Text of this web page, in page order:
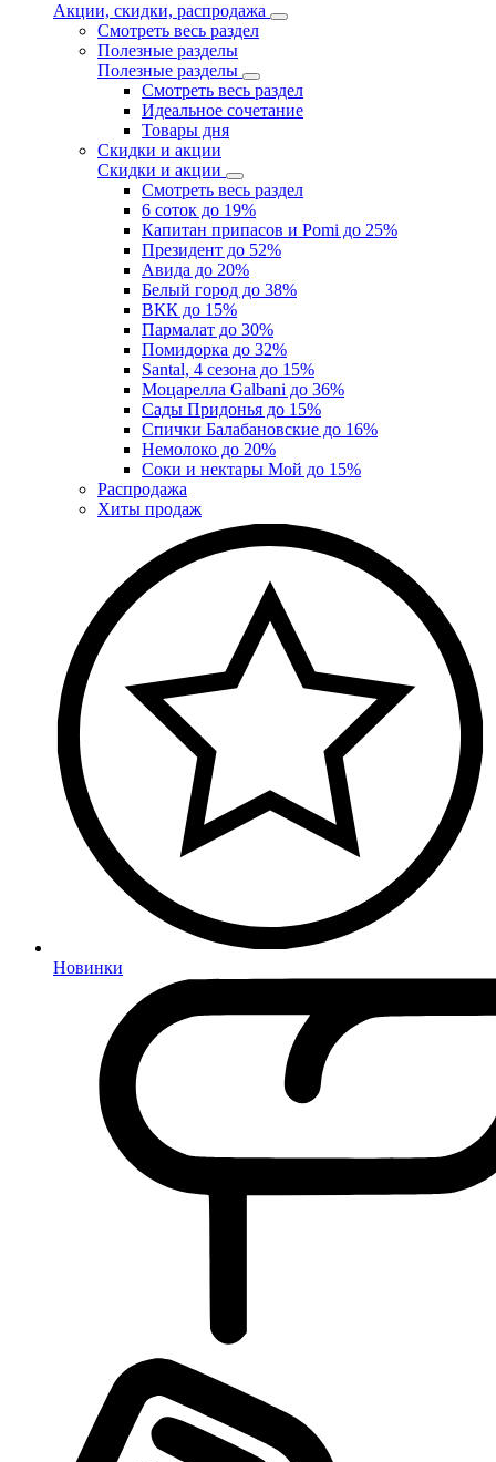
Акции, скидки, распродажа
Смотреть весь раздел
Полезные разделы
Полезные разделы
Смотреть весь раздел
Идеальное сочетание
Товары дня
Скидки и акции
Скидки и акции
Смотреть весь раздел
6 соток до 19%
Капитан припасов и Pomi до 25%
Президент до 52%
Авида до 20%
Белый город до 38%
ВКК до 15%
Пармалат до 30%
Помидорка до 32%
Santal, 4 сезона до 15%
Моцарелла Galbani до 36%
Сады Придонья до 15%
Спички Балабановские до 16%
Немолоко до 20%
Соки и нектары Мой до 15%
Распродажа
Хиты продаж
Новинки